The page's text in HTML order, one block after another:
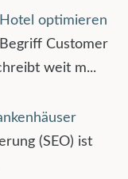
optimieren
Customer
weit m...
(SEO) ist